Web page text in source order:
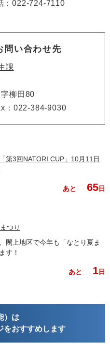
：022-724-7110
問い合わせ先
課
柳田80
：022-384-9030
第3回NATORI CUP」10月11日
あと 65日
つり
閖上地区で今年も「なとり夏ま
す！
あと 1日
）は
をおすすめします